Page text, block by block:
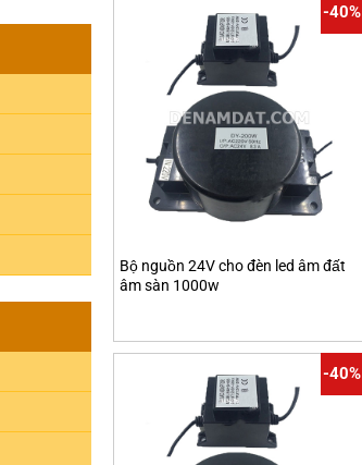
-40%
Bộ nguồn 24V cho đèn led âm đất
âm sàn 1000w
-40%